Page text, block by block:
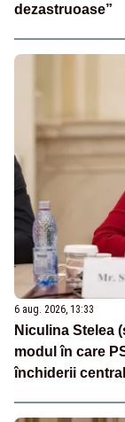
dezastruoase”
6 aug. 2026, 13:33
Niculina Stelea
modul în care
închiderii